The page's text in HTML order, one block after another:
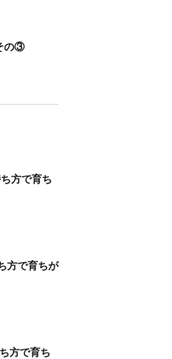
の③
方で育ち
方で育ちが
方で育ち